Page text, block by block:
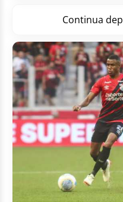
Continua